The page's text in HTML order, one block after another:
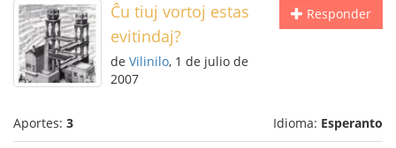
Responder
Ĉu tiuj vortoj estas
evitindaj?
de Vilinilo, 1 de julio de
2007
Aportes: 3 Idioma: Esperanto